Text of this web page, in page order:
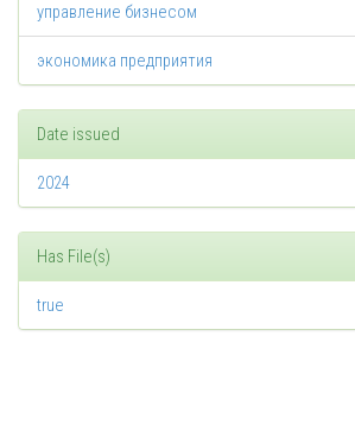
управление бизнесом
экономика предприятия
Date issued
2024
Has File(s)
true